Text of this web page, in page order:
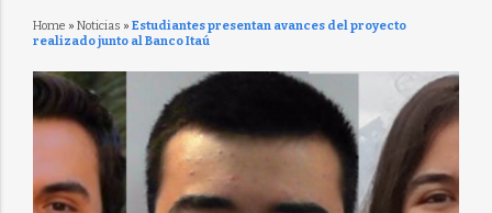
Home » Noticias » Estudiantes presentan avances del proyecto
realizado junto al Banco Itaú